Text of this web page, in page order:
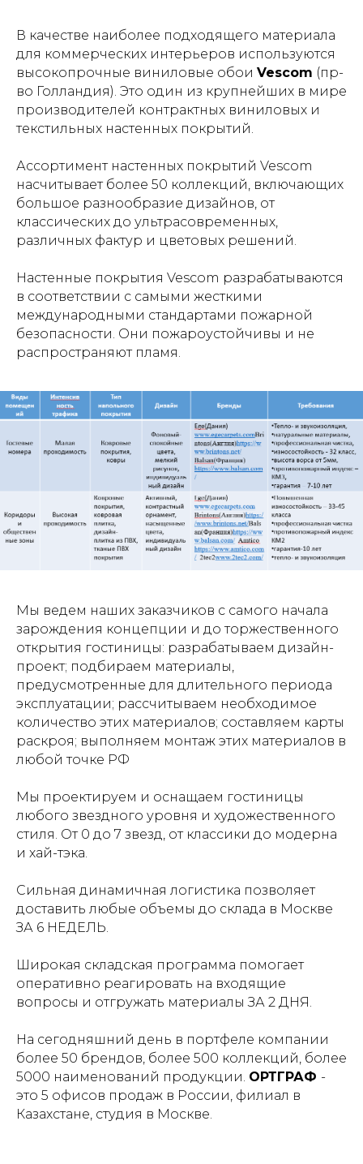
В качестве наиболее подходящего материала
для коммерческих интерьеров используются
высокопрочные виниловые обои Vescom (пр-
во Голландия). Это один из крупнейших в мире
производителей контрактных виниловых и
текстильных настенных покрытий.
Ассортимент настенных покрытий Vescom
насчитывает более 50 коллекций, включающих
большое разнообразие дизайнов, от
классических до ультрасовременных,
различных фактур и цветовых решений.
Настенные покрытия Vescom разрабатываются
в соответствии с самыми жесткими
международными стандартами пожарной
безопасности. Они пожароустойчивы и не
распространяют пламя.
Мы ведем наших заказчиков с самого начала
зарождения концепции и до торжественного
открытия гостиницы: разрабатываем дизайн-
проект; подбираем материалы,
предусмотренные для длительного периода
эксплуатации; рассчитываем необходимое
количество этих материалов; составляем карты
раскроя; выполняем монтаж этих материалов в
любой точке РФ
Мы проектируем и оснащаем гостиницы
любого звездного уровня и художественного
стиля. От 0 до 7 звезд, от классики до модерна
и хай-тэка.
Сильная динамичная логистика позволяет
доставить любые объемы до склада в Москве
ЗА 6 НЕДЕЛЬ.
Широкая складская программа помогает
оперативно реагировать на входящие
вопросы и отгружать материалы ЗА 2 ДНЯ.
На сегодняшний день в портфеле компании
более 50 брендов, более 500 коллекций, более
5000 наименований продукции. ОРТГРАФ -
это 5 офисов продаж в России, филиал в
Казахстане, студия в Москве.